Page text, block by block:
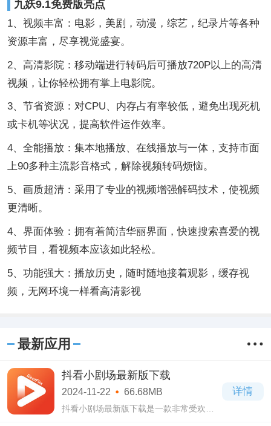
九妖9.1免费版亮点
1、视频丰富：电影，美剧，动漫，综艺，纪录片等各种
资源丰富，尽享视觉盛宴。
2、高清影院：移动端进行转码后可播放720P以上的高清
视频，让你轻松拥有掌上电影院。
3、节省资源：对CPU、内存占有率较低，避免出现死机
或卡机等状况，提高软件运作效率。
4、全能播放：集本地播放、在线播放与一体，支持市面
上90多种主流影音格式，解除视频转码烦恼。
5、画质超清：采用了专业的视频增强解码技术，使视频
更清晰。
4、界面体验：拥有着简洁华丽界面，快速搜索喜爱的视
频节目，看视频本应该如此轻松。
5、功能强大：播放历史，随时随地接着观影，缓存视
频，无网环境一样看高清影视
最新应用
抖看小剧场最新版下载
2024-11-22 66.68MB
抖看小剧场最新版下载是一款非常受欢迎
详情